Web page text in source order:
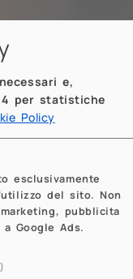
e,
per statistiche
Policy
esclusivamente
del sito. Non
pubblicita
Google Ads.